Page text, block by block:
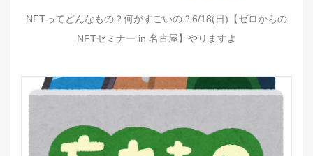
NFTってどんなもの？何がすごいの？6/18(日)【ゼロからの
NFTセミナー in 名古屋】やりますよ